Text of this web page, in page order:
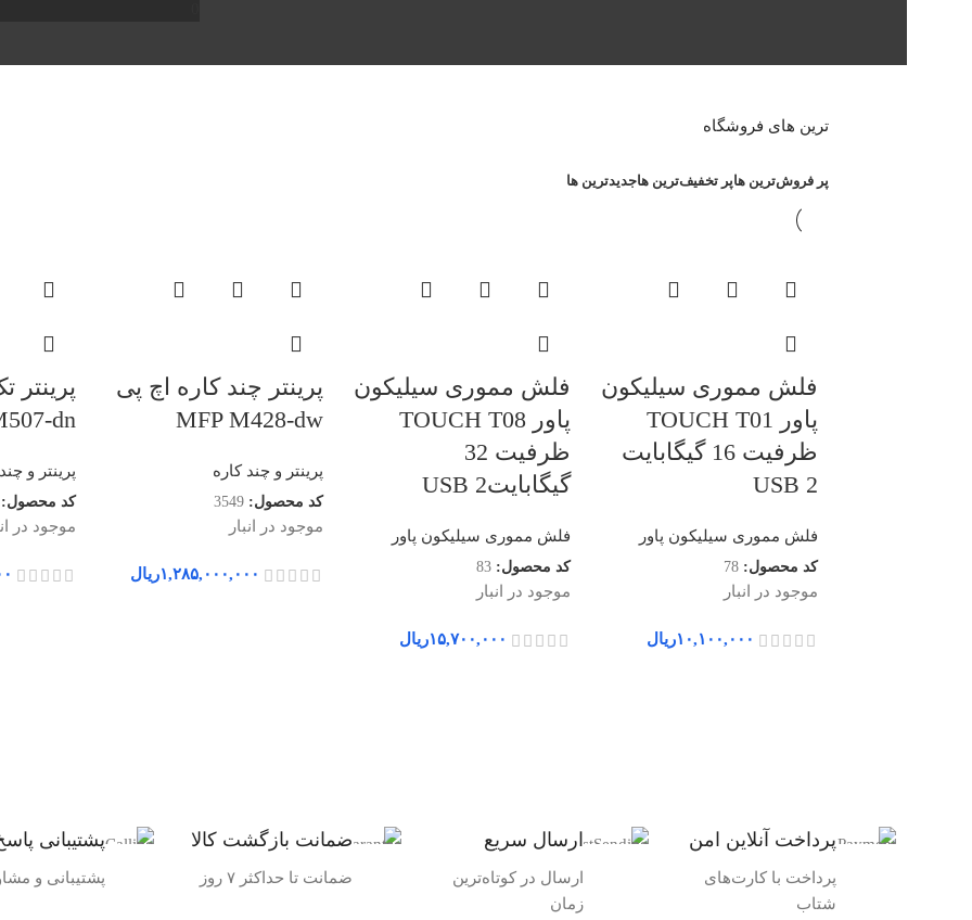
ترین های فروشگاه
پر فروش‌ترین هاپر تخفیف‌ترین هاجدیدترین ها
فلش مموری سیلیکون
پاور TOUCH T01
ظرفیت 16 گیگابایت
USB 2
فلش مموری سیلیکون پاور
کد محصول: 78
موجود در انبار
۱۰,۱۰۰,۰۰۰ریال
فلش مموری سیلیکون
پاور TOUCH T08
ظرفیت 32
گیگابایتUSB 2
فلش مموری سیلیکون پاور
کد محصول: 83
موجود در انبار
۱۵,۷۰۰,۰۰۰ریال
پرینتر چند کاره اچ پی
MFP M428-dw
پرینتر و چند کاره
کد محصول: 3549
موجود در انبار
۱,۲۸۵,۰۰۰,۰۰۰ریال
پرینتر
dn
پرینتر و
کد محصول:
موجود در
پرداخت آنلاین امن
پرداخت با کارت‌های
شتاب
ارسال سریع
ارسال در کوتاه‌ترین
زمان
ضمانت بازگشت کالا
ضمانت تا حداکثر ۷ روز
پشتیبانی
پشتیبانی و